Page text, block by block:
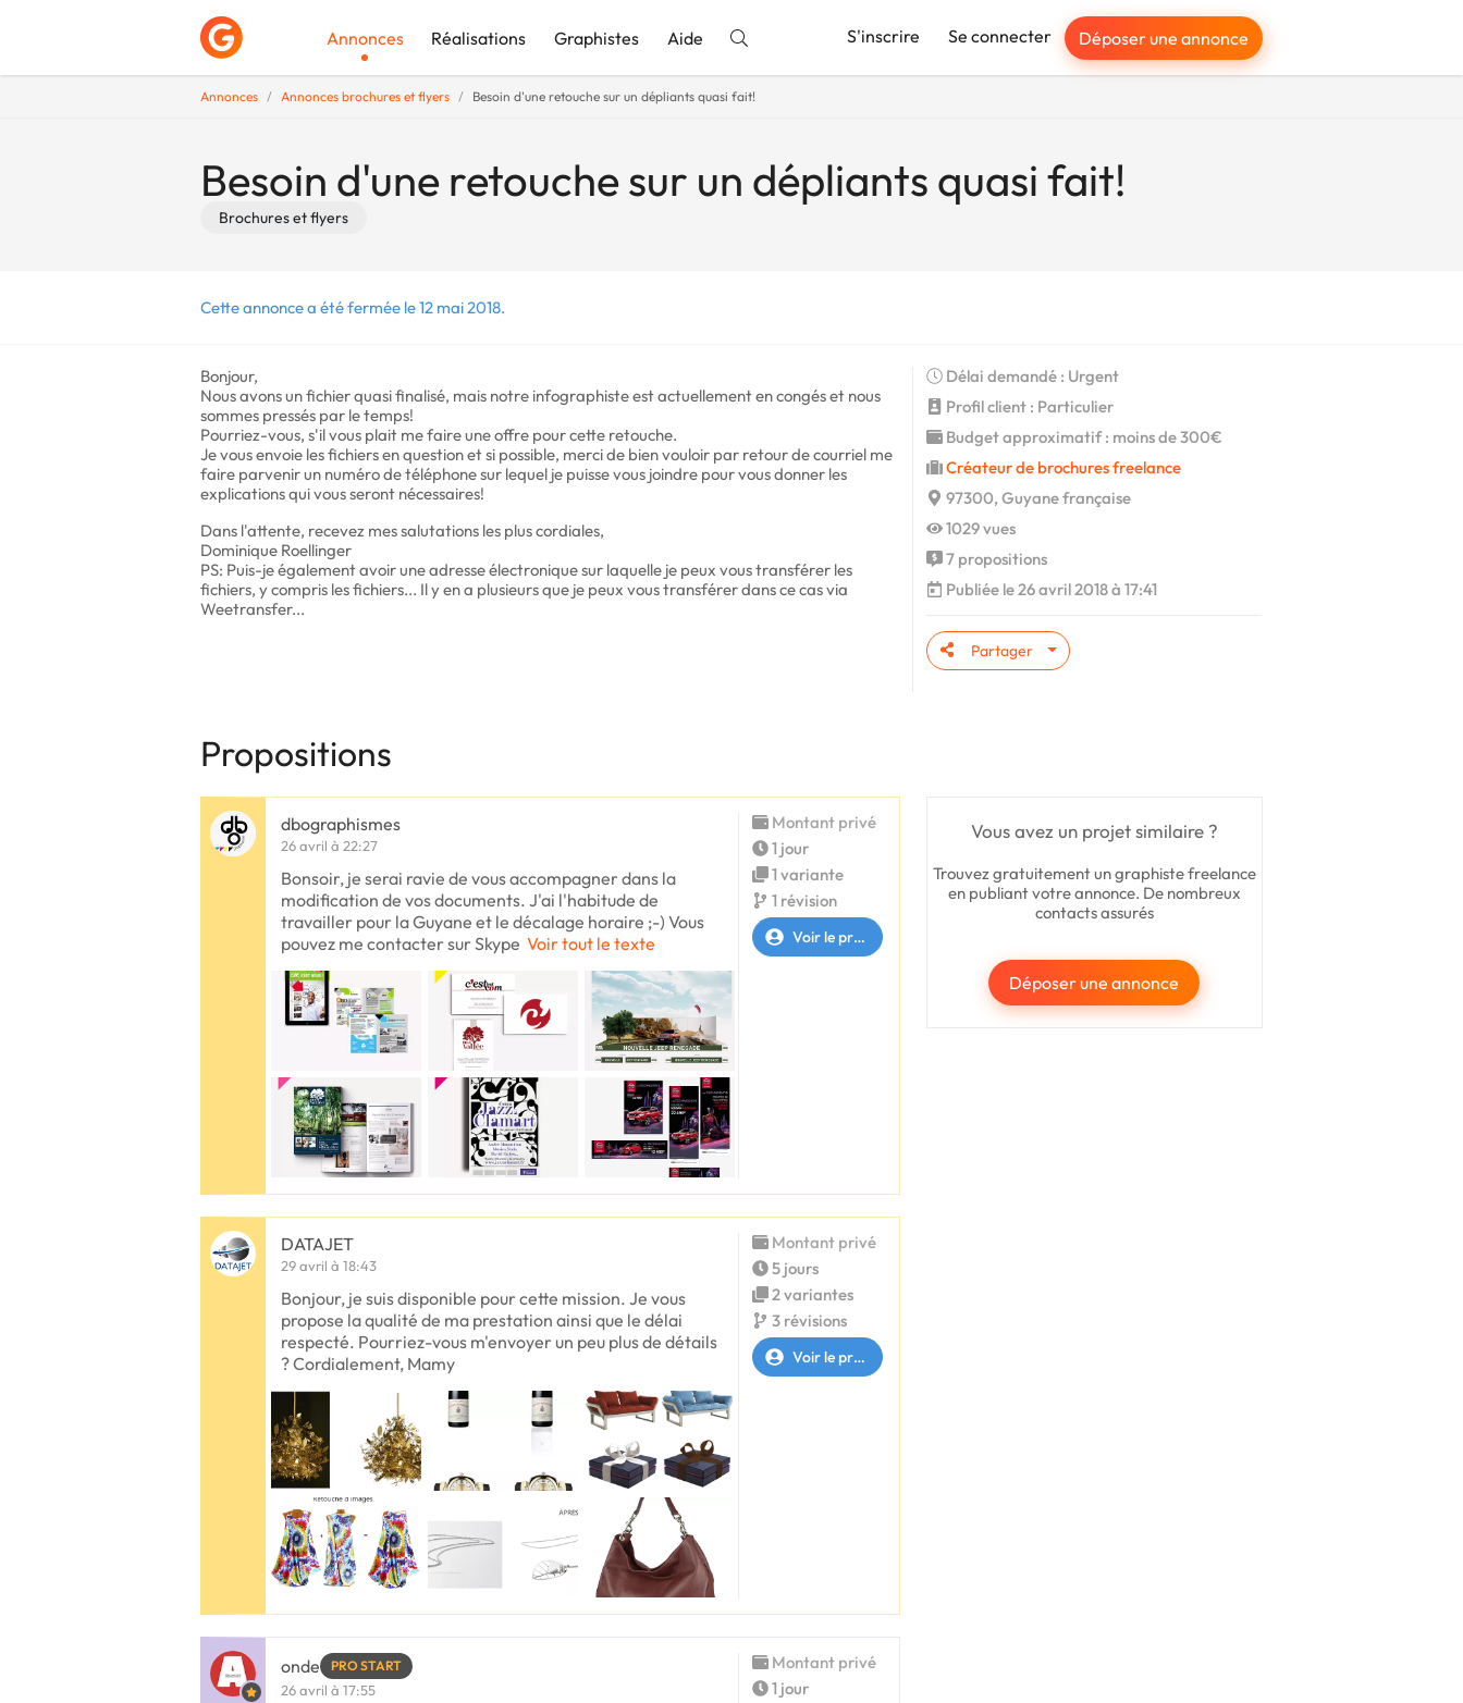
Annonces Réalisations Graphistes Aide S'inscrire Se connecter Déposer une annonce
Annonces Annonces brochures et flyers Besoin d'une retouche sur un dépliants quasi fait!
Besoin d'une retouche sur un dépliants quasi fait!
Brochures et flyers
Cette annonce a été fermée le 12 mai 2018.
Bonjour,
Nous avons un fichier quasi finalisé, mais notre infographiste est actuellement en congés et nous
sommes pressés par le temps!
Pourriez-vous, s'il vous plait me faire une offre pour cette retouche.
Je vous envoie les fichiers en question et si possible, merci de bien vouloir par retour de courriel me
faire parvenir un numéro de téléphone sur lequel je puisse vous joindre pour vous donner les
explications qui vous seront nécessaires!
Dans l'attente, recevez mes salutations les plus cordiales,
Dominique Roellinger
PS: Puis-je également avoir une adresse électronique sur laquelle je peux vous transférer les
fichiers, y compris les fichiers... Il y en a plusieurs que je peux vous transférer dans ce cas via
Weetransfer...
Délai demandé : Urgent
Profil client : Particulier
Budget approximatif : moins de 300€
Créateur de brochures freelance
97300, Guyane française
1029 vues
7 propositions
Publiée le 26 avril 2018 à 17:41
Partager
Propositions
Vous avez un projet similaire ?
Trouvez gratuitement un graphiste freelance
en publiant votre annonce. De nombreux
contacts assurés
Déposer une annonce
dbographismes
26 avril à 22:27
Bonsoir, je serai ravie de vous accompagner dans la
modification de vos documents. J'ai l'habitude de
travailler pour la Guyane et le décalage horaire ;-) Vous
pouvez me contacter sur Skype Voir tout le texte
Montant privé
1 jour
1 variante
1 révision
Voir le profil
DATAJET
29 avril à 18:43
Bonjour, je suis disponible pour cette mission. Je vous
propose la qualité de ma prestation ainsi que le délai
respecté. Pourriez-vous m'envoyer un peu plus de détails
? Cordialement, Mamy
Montant privé
5 jours
2 variantes
3 révisions
Voir le profil
onde PRO START
26 avril à 17:55
Montant privé
1 jour